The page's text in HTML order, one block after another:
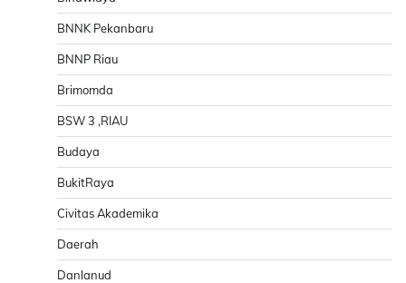
BNNK Pekanbaru
BNNP Riau
Brimomda
BSW 3 ,RIAU
Budaya
BukitRaya
Civitas Akademika
Daerah
Danlanud